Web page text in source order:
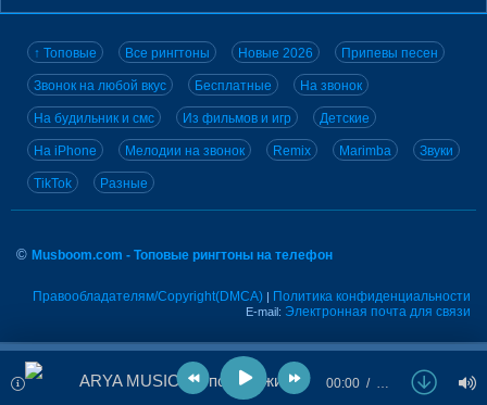
↑ Топовые Все рингтоны Новые 2026 Припевы песен
Звонок на любой вкус Бесплатные На звонок
На будильник и смс Из фильмов и игр Детские
На iPhone Мелодии на звонок Remix Marimba Звуки
TikTok Разные
© Musboom.com - Топовые рингтоны на телефон
Правообладателям/Copyright(DMCA) | Политика конфиденциальности
E-mail: Электронная почта для связи
ARYA MUSIC - В потоке жизни 00:00 …